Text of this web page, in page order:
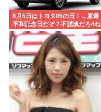
8月6日はトヨタ86の日！←原爆
平和記念日だぞ？不謹慎だろ4ね
や車カス